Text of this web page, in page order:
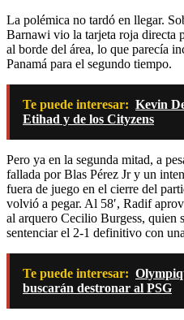
La polémica no tardó en llegar.
Barnawi vio la tarjeta roja directa
al borde del área, lo que parecía
Panamá para el segundo tiempo.
Te puede interesar: Kevin
Etihad y de los Cityzens
Pero ya en la segunda mitad, a
fallada por Blas Pérez Jr y un
fuera de juego en el cierre del
volvió a pegar. Al 58′, Radif
al arquero Cecilio Burgess, quien
sentenciar el 2-1 definitivo con
Te puede interesar:
buscarán destronar al PSG